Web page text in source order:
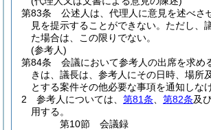
第83条
公述人は、代理人に意見を述べさ
見を提示することができない。 ただし、
た場合は、この限りでない。
(参考人)
第84条
会議において参考人の出席を求め
きは、議長は、参考人にその日時、場所
とする案件その他必要な事項を通知しな
2
参考人については、 第81条 第82条及
用する。
第10節
会議録